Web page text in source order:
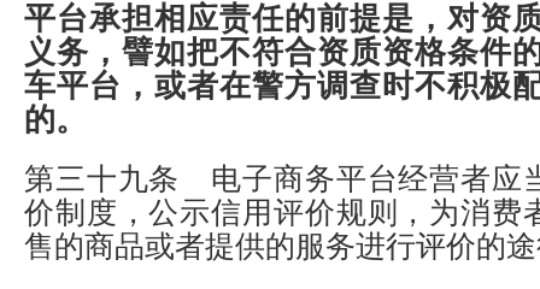
平台承担相应责任的前提是，对资
义务，譬如把不符合资质资格条件
车平台，或者在警方调查时不积极
的。
第三十九条 电子商务平台经营者应
价制度，公示信用评价规则，为消费
售的商品或者提供的服务进行评价的